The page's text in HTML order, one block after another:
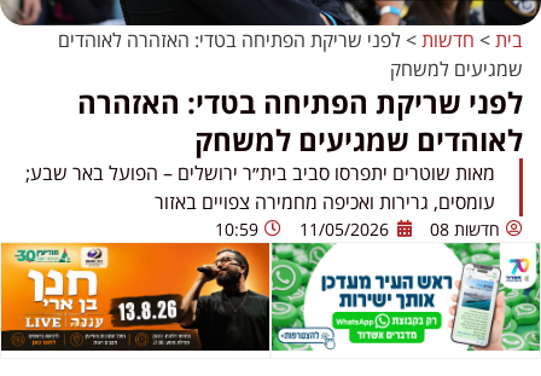
בית> חדשות>לפני שריקת הפתיחה בטדי: האזהרה לאוהדים
שמגיעים למשחק
לפני שריקת הפתיחה בטדי: האזהרה
לאוהדים שמגיעים למשחק
מאות שוטרים יתפרסו סביב בית״ר ירושלים – הפועל באר שבע;
עומסים, גרירות ואכיפה מחמירה צפויים באזור
חדשות 08 11/05/2026
10:59